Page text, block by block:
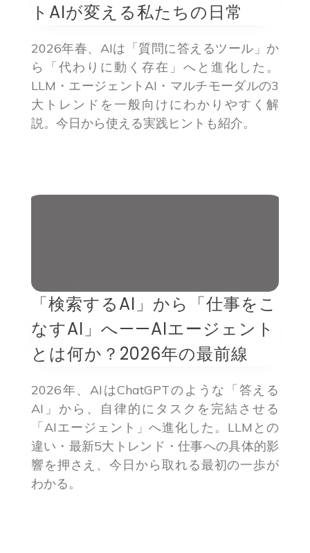
トAIが変える私たちの日常
2026年春、AIは「質問に答えるツール」か
ら「代わりに動く存在」へと進化した。
LLM・エージェントAI・マルチモーダルの3
大トレンドを一般向けにわかりやすく解
説。今日から使える実践ヒントも紹介。
「検索するAI」から「仕事をこ
なすAI」へ——AIエージェント
とは何か？2026年の最前線
2026年、AIはChatGPTのような「答える
AI」から、自律的にタスクを完結させる
「AIエージェント」へ進化した。LLMとの
違い・最新5大トレンド・仕事への具体的影
響を押さえ、今日から取れる最初の一歩が
わかる。